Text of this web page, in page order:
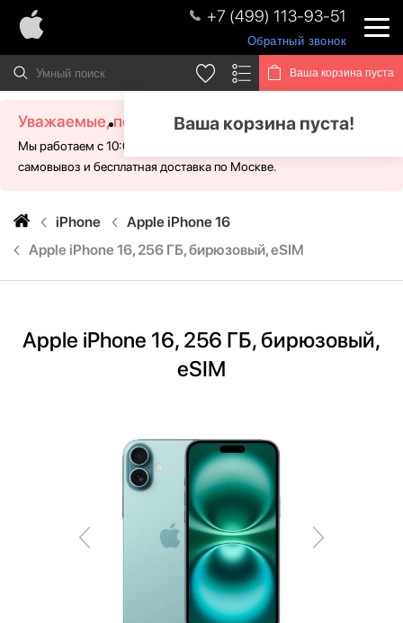
+7 (499) 113-93-51
Обратный звонок
Ваша корзина пуста
Ваша корзина пуста!
Уважаемые, посетители!
Мы работаем с 10:00 - 21:00 без выходных. Для Вас доступен
самовывоз и бесплатная доставка по Москве.
iPhone
Apple iPhone 16
Apple iPhone 16, 256 ГБ, бирюзовый, eSIM
Apple iPhone 16, 256 ГБ, бирюзовый,
eSIM